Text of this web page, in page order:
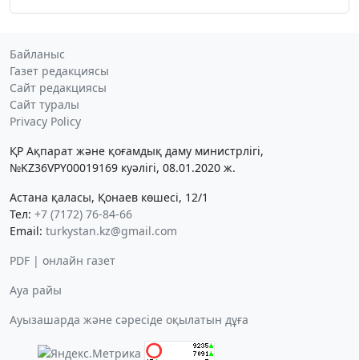
Байланыс
Газет редакциясы
Сайт редакциясы
Сайт туралы
Privacy Policy
ҚР Ақпарат және қоғамдық даму министрлігі,
№KZ36VPY00019169 куәлігі, 08.01.2020 ж.
Астана қаласы, Қонаев көшесі, 12/1
Тел: +7 (7172) 76-84-66
Email: turkystan.kz@gmail.com
PDF | онлайн газет
Ауа райы
Ауызашарда және сәресіде оқылатын дұға